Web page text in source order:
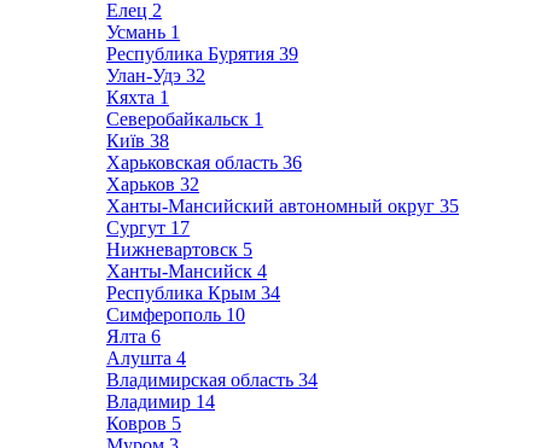
Елец 2
Усмань 1
Республика Бурятия 39
Улан-Удэ 32
Кяхта 1
Северобайкальск 1
Київ 38
Харьковская область 36
Харьков 32
Ханты-Мансийский автономный округ 35
Сургут 17
Нижневартовск 5
Ханты-Мансийск 4
Республика Крым 34
Симферополь 10
Ялта 6
Алушта 4
Владимирская область 34
Владимир 14
Ковров 5